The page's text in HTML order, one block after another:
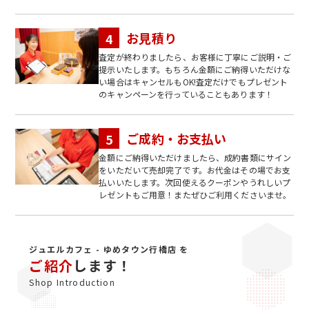
お見積り
査定が終わりましたら、お客様に丁寧にご説明・ご
提示いたします。もちろん金額にご納得いただけな
い場合はキャンセルもOK!査定だけでもプレゼント
のキャンペーンを行っていることもあります！
ご成約・お支払い
金額にご納得いただけましたら、成約書類にサイン
をいただいて売却完了です。お代金はその場でお支
払いいたします。次回使えるクーポンやうれしいプ
レゼントもご用意！またぜひご利用くださいませ。
ジュエルカフェ - ゆめタウン行橋店 を
ご紹介します！
Shop Introduction